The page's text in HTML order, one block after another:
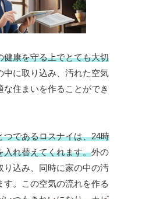
健康を守る上でとても大切
中に取り込み、汚れた空気
な住まいを作ることができ
つであるロスナイは、24時
入れ替えてくれます。外の
り込み、同時に家の中の汚
す。この空気の流れを作る